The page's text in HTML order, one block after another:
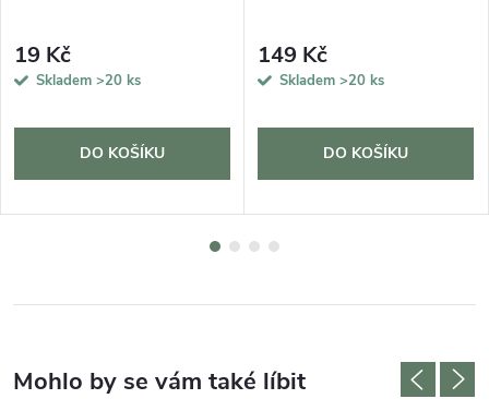
19 Kč
Skladem >20 ks
DO KOŠÍKU
149 Kč
Skladem >20 ks
DO KOŠÍKU